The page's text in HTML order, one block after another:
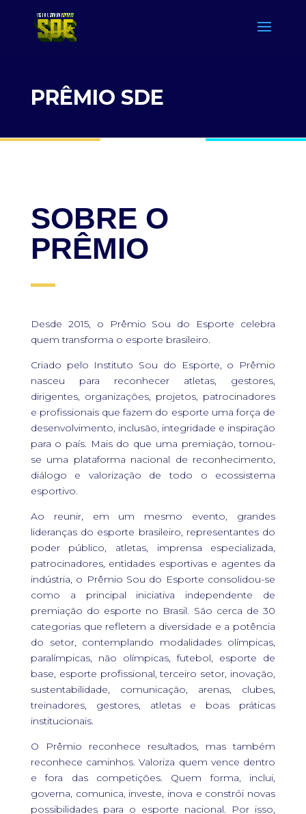
PRÊMIO SDE
SOBRE O
PRÊMIO
Desde 2015, o Prêmio Sou do Esporte celebra
quem transforma o esporte brasileiro.
Criado pelo Instituto Sou do Esporte, o Prêmio
nasceu para reconhecer atletas, gestores,
dirigentes, organizações, projetos, patrocinadores
e profissionais que fazem do esporte uma força de
desenvolvimento, inclusão, integridade e inspiração
para o país. Mais do que uma premiação, tornou-
se uma plataforma nacional de reconhecimento,
diálogo e valorização de todo o ecossistema
esportivo.
Ao reunir, em um mesmo evento, grandes
lideranças do esporte brasileiro, representantes do
poder público, atletas, imprensa especializada,
patrocinadores, entidades esportivas e agentes da
indústria, o Prêmio Sou do Esporte consolidou-se
como a principal iniciativa independente de
premiação do esporte no Brasil. São cerca de 30
categorias que refletem a diversidade e a potência
do setor, contemplando modalidades olímpicas,
paralímpicas, não olímpicas, futebol, esporte de
base, esporte profissional, terceiro setor, inovação,
sustentabilidade, comunicação, arenas, clubes,
treinadores, gestores, atletas e boas práticas
institucionais.
O Prêmio reconhece resultados, mas também
reconhece caminhos. Valoriza quem vence dentro
e fora das competições. Quem forma, inclui,
governa, comunica, investe, inova e constrói novas
possibilidades para o esporte nacional. Por isso,